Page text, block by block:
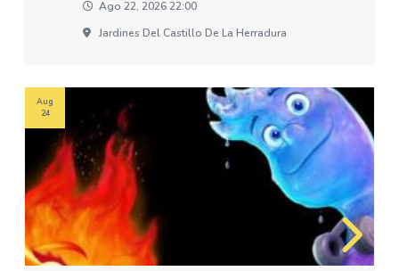
Ago 22, 2026 22:00
Jardines Del Castillo De La Herradura
Aug
24